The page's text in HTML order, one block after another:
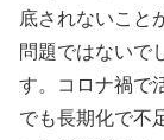
底されないこと
問題ではないで
す。コロナ禍で
でも長期化で不